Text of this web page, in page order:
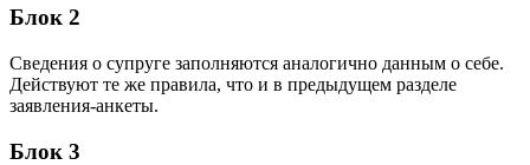
Блок 2
Сведения о супруге заполняются аналогично данным о себе.
Действуют те же правила, что и в предыдущем разделе
заявления-анкеты.
Блок 3